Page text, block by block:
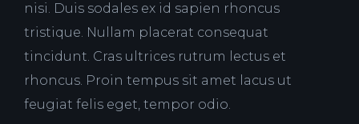
nisi. Duis sodales ex id sapien rhoncus
tristique. Nullam placerat consequat
tincidunt. Cras ultrices rutrum lectus et
rhoncus. Proin tempus sit amet lacus ut
feugiat felis eget, tempor odio.